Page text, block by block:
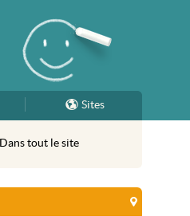
Sites
Dans tout le site